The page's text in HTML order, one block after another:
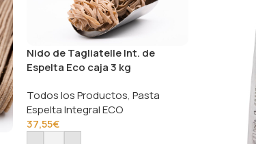
Nido de Tagliatelle Int. de
Espelta Eco caja 3 kg
Todos los Productos, Pasta
Espelta Integral ECO
37,55€